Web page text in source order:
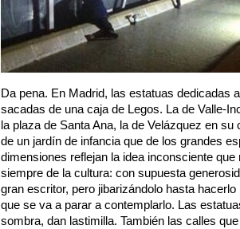
Da pena. En Madrid, las estatuas dedicadas
sacadas de una caja de Legos. La de Valle-
la plaza de Santa Ana, la de Velázquez en
de un jardín de infancia que de los grandes
dimensiones reflejan la idea inconsciente
siempre de la cultura: con supuesta
gran escritor, pero jibarizándolo hasta
que se va a parar a contemplarlo. Las
sombra, dan lastimilla. También las calles